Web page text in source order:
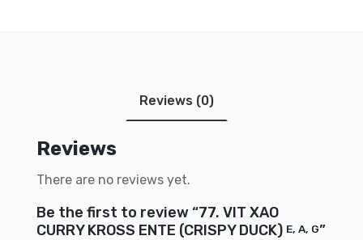
Reviews (0)
Reviews
There are no reviews yet.
Be the first to review “77. VIT XAO
CURRY KROSS ENTE (CRISPY DUCK) E, A, G”